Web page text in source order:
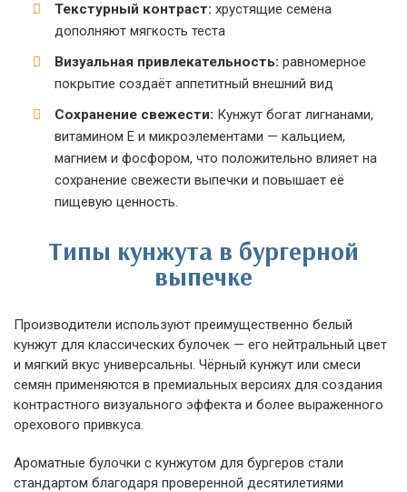
Текстурный контраст: хрустящие семена
дополняют мягкость теста
Визуальная привлекательность: равномерное
покрытие создаёт аппетитный внешний вид
Сохранение свежести: Кунжут богат лигнанами,
витамином Е и микроэлементами — кальцием,
магнием и фосфором, что положительно влияет на
сохранение свежести выпечки и повышает её
пищевую ценность.
Типы кунжута в бургерной
выпечке
Производители используют преимущественно белый
кунжут для классических булочек — его нейтральный цвет
и мягкий вкус универсальны. Чёрный кунжут или смеси
семян применяются в премиальных версиях для создания
контрастного визуального эффекта и более выраженного
орехового привкуса.
Ароматные булочки с кунжутом для бургеров стали
стандартом благодаря проверенной десятилетиями